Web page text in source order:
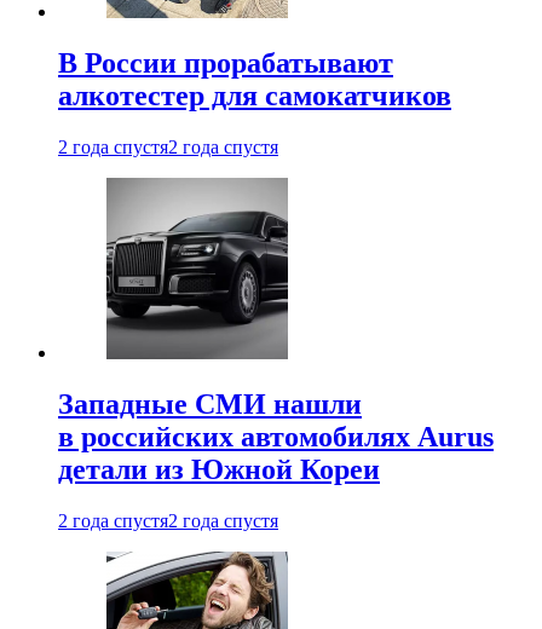
В России прорабатывают
алкотестер для самокатчиков
2 года спустя2 года спустя
Западные СМИ нашли
в российских автомобилях Aurus
детали из Южной Кореи
2 года спустя2 года спустя